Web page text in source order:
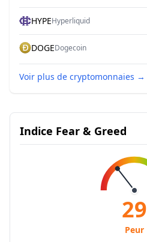
HYPEHyperliquid
DOGEDogecoin
Voir plus de cryptomonnaies →
Indice Fear & Greed
29
Peur